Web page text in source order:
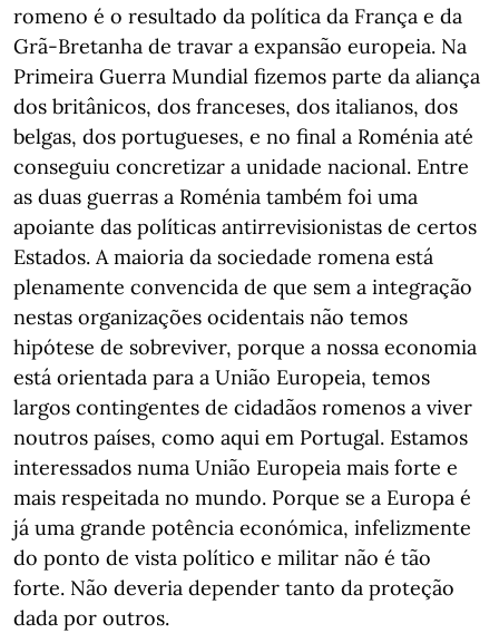
romeno é o resultado da política da França e da
Grã-Bretanha de travar a expansão europeia. Na
Primeira Guerra Mundial fizemos parte da aliança
dos britânicos, dos franceses, dos italianos, dos
belgas, dos portugueses, e no final a Roménia até
conseguiu concretizar a unidade nacional. Entre
as duas guerras a Roménia também foi uma
apoiante das políticas antirrevisionistas de certos
Estados. A maioria da sociedade romena está
plenamente convencida de que sem a integração
nestas organizações ocidentais não temos
hipótese de sobreviver, porque a nossa economia
está orientada para a União Europeia, temos
largos contingentes de cidadãos romenos a viver
noutros países, como aqui em Portugal. Estamos
interessados numa União Europeia mais forte e
mais respeitada no mundo. Porque se a Europa é
já uma grande potência económica, infelizmente
do ponto de vista político e militar não é tão
forte. Não deveria depender tanto da proteção
dada por outros.